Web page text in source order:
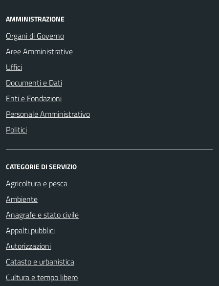
AMMINISTRAZIONE
Organi di Governo
Aree Amministrative
Uffici
Documenti e Dati
Enti e Fondazioni
Personale Amministrativo
Politici
CATEGORIE DI SERVIZIO
Agricoltura e pesca
Ambiente
Anagrafe e stato civile
Appalti pubblici
Autorizzazioni
Catasto e urbanistica
Cultura e tempo libero